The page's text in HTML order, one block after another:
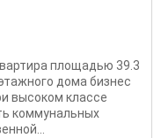
площадью 39.3
дома бизнес
высоком классе
коммунальных